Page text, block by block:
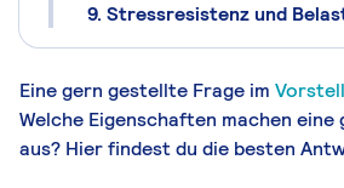
9. Stressresistenz und
Eine gern gestellte Frage im
Welche Eigenschaften machen
aus? Hier findest du die besten